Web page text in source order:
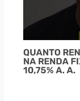
QUANTO
NA RENDA
10,75% A. A.